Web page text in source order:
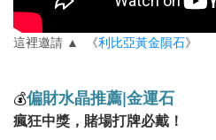
這裡邀請 ▲ 《利比亞黃金隕石》
💰偏財水晶推薦|金運石
瘋狂中獎，賭場打牌必戴！